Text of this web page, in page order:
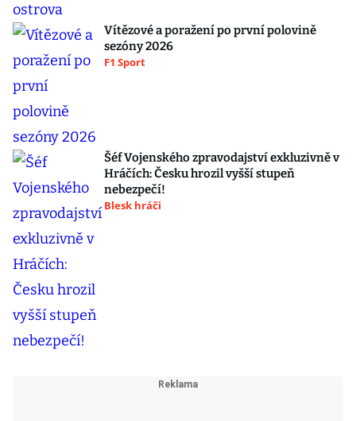
Vítězové a poražení po první polovině
sezóny 2026
F1 Sport
Šéf Vojenského zpravodajství exkluzivně v
Hráčích: Česku hrozil vyšší stupeň
nebezpečí!
Blesk hráči